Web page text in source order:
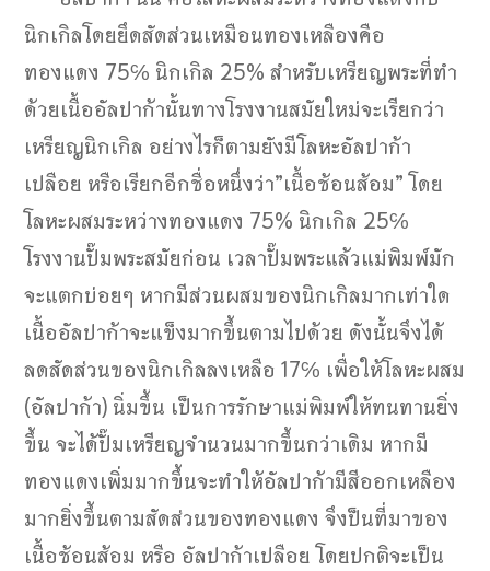
นิกเกิลโดยยึดสัดส่วนเหมือนทองเหลืองคือ
ทองแดง 75℅ นิกเกิล 25% สำหรับเหรียญพระที่ทำ
ด้วยเนื้ออัลปาก้านั้นทางโรงงานสมัยใหม่จะเรียกว่า
เหรียญนิกเกิล อย่างไรก็ตามยังมีโลหะอัลปาก้า
เปลือย หรือเรียกอีกชื่อหนึ่งว่า”เนื้อช้อนส้อม” โดย
โลหะผสมระหว่างทองแดง 75% นิกเกิล 25℅
โรงงานปั๊มพระสมัยก่อน เวลาปั๊มพระแล้วแม่พิมพ์มัก
จะแตกบ่อยๆ หากมีส่วนผสมของนิกเกิลมากเท่าใด
เนื้ออัลปาก้าจะแข็งมากขึ้นตามไปด้วย ดังนั้นจึงได้
ลดสัดส่วนของนิกเกิลลงเหลือ 17℅ เพื่อให้โลหะผสม
(อัลปาก้า) นิ่มขึ้น เป็นการรักษาแม่พิมพ์ให้ทนทานยิ่ง
ขึ้น จะได้ปั๊มเหรียญจำนวนมากขึ้นกว่าเดิม หากมี
ทองแดงเพิ่มมากขึ้นจะทำให้อัลปาก้ามีสีออกเหลือง
มากยิ่งขึ้นตามสัดส่วนของทองแดง จึงป็นที่มาของ
เนื้อช้อนส้อม หรือ อัลปาก้าเปลือย โดยปกติจะเป็น